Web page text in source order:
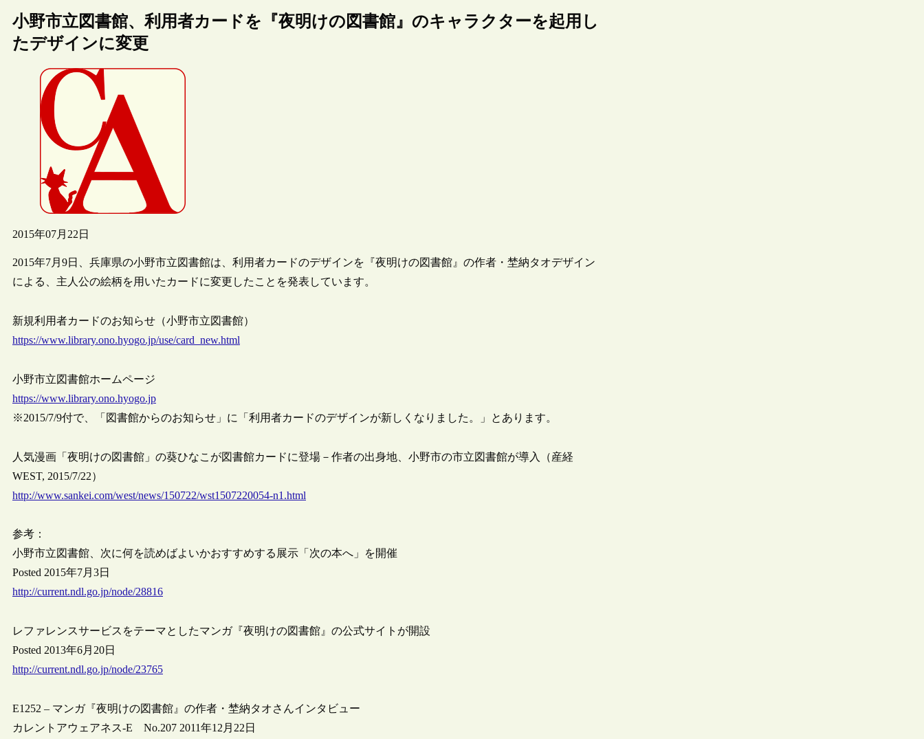
小野市立図書館、利用者カードを『夜明けの図書館』のキャラクターを起用し
たデザインに変更
2015年07月22日
2015年7月9日、兵庫県の小野市立図書館は、利用者カードのデザインを『夜明けの図書館』の作者・埜納タオデザイン
による、主人公の絵柄を用いたカードに変更したことを発表しています。
新規利用者カードのお知らせ（小野市立図書館）
https://www.library.ono.hyogo.jp/use/card_new.html
小野市立図書館ホームページ
https://www.library.ono.hyogo.jp
※2015/7/9付で、「図書館からのお知らせ」に「利用者カードのデザインが新しくなりました。」とあります。
人気漫画「夜明けの図書館」の葵ひなこが図書館カードに登場－作者の出身地、小野市の市立図書館が導入（産経
WEST, 2015/7/22）
http://www.sankei.com/west/news/150722/wst1507220054-n1.html
参考：
小野市立図書館、次に何を読めばよいかおすすめする展示「次の本へ」を開催
Posted 2015年7月3日
http://current.ndl.go.jp/node/28816
レファレンスサービスをテーマとしたマンガ『夜明けの図書館』の公式サイトが開設
Posted 2013年6月20日
http://current.ndl.go.jp/node/23765
E1252 – マンガ『夜明けの図書館』の作者・埜納タオさんインタビュー
カレントアウェアネス-E No.207 2011年12月22日